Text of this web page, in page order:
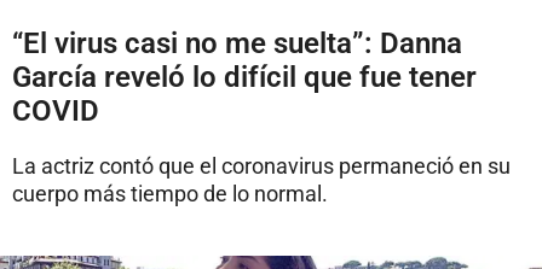
“El virus casi no me suelta”: Danna
García reveló lo difícil que fue tener
COVID
La actriz contó que el coronavirus permaneció en su
cuerpo más tiempo de lo normal.